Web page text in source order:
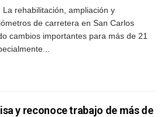
rehabilitación, ampliación y
de carretera en San Carlos
cambios importantes para más de 21
y reconoce trabajo de más de